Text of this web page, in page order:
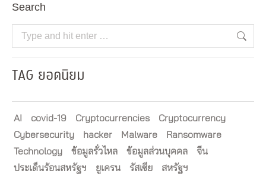
Search
Search:
TAG ยอดนิยม
AI covid-19 Cryptocurrencies
Cryptocurrency
Cybersecurity
hacker Malware
Ransomware
Technology
ข้อมูลรั่วไหล ข้อมูลส่วนบุคคล
จีน
ประเด็นร้อนสหรัฐฯ
ยูเครน รัสเซีย
สหรัฐฯ